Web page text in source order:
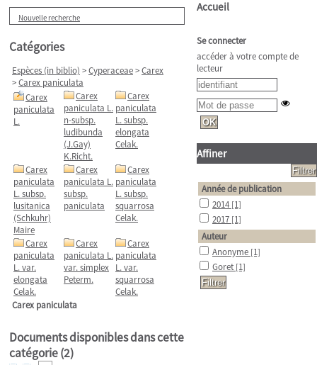
Nouvelle recherche
Catégories
Espèces (in biblio) >Cyperaceae>Carex
>Carex paniculata
Carex
paniculata
L.
Carex
paniculata L.
n-subsp.
ludibunda
(J.Gay)
K.Richt.
Carex
paniculata
L. subsp.
elongata
Celak.
Carex
paniculata
L. subsp.
lusitanica
(Schkuhr)
Maire
Carex
paniculata L.
subsp.
paniculata
Carex
paniculata
L. subsp.
squarrosa
Celak.
Carex
paniculata
L. var.
elongata
Celak.
Carex
paniculata L.
var. simplex
Peterm.
Carex
paniculata
L. var.
squarrosa
Celak.
Carex paniculata
Documents disponibles dans cette
catégorie (2)
Accueil
Se connecter
accéder à votre compte de
lecteur
Affiner
Année de publication
2014 [1]
2017 [1]
Auteur
Anonyme [1]
Goret [1]